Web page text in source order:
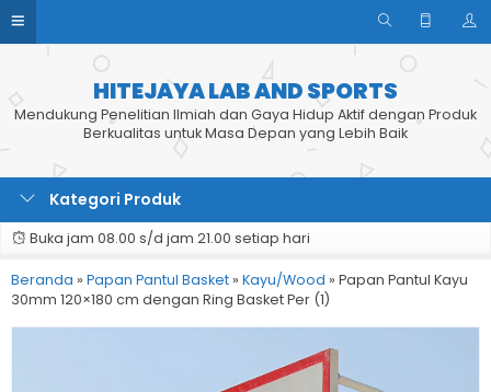
HITEJAYA LAB AND SPORTS
Mendukung Penelitian Ilmiah dan Gaya Hidup Aktif dengan Produk
Berkualitas untuk Masa Depan yang Lebih Baik
Kategori Produk
Buka jam 08.00 s/d jam 21.00 setiap hari
Beranda » Papan Pantul Basket » Kayu/Wood » Papan Pantul Kayu
30mm 120×180 cm dengan Ring Basket Per (1)